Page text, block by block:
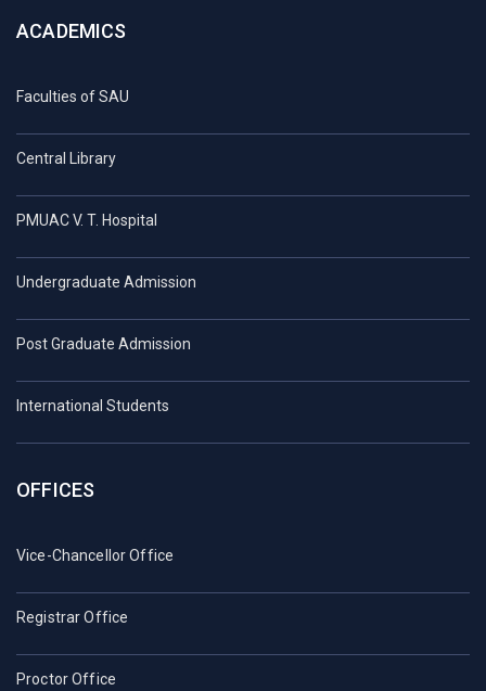
ACADEMICS
Faculties of SAU
Central Library
PMUAC V. T. Hospital
Undergraduate Admission
Post Graduate Admission
International Students
OFFICES
Vice-Chancellor Office
Registrar Office
Proctor Office